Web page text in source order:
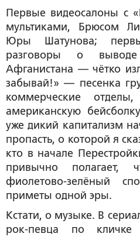
Первые видеосалоны с
мультиками, Брюсом
Юры Шатунова;
разговоры о
Афганистана — чётко
забывай!» — песенка
коммерческие
американскую
уже дикий капитализм
пропасть, о которой я
кто в начале
привычно
фиолетово-зелёный
приметы одной эры.
Кстати, о музыке. В
рок-певца по